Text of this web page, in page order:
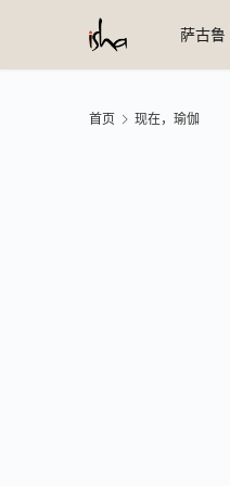
萨古鲁
首页 现在，瑜伽